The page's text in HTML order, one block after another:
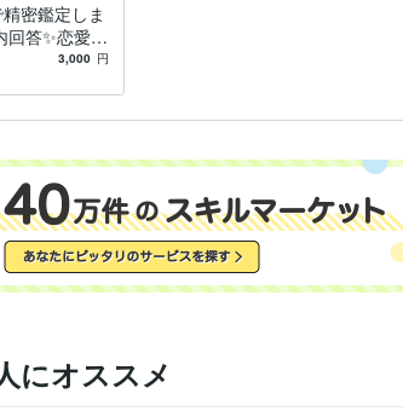
密鑑定しま
回答✨恋愛・
関係
3,000 円
にオススメ